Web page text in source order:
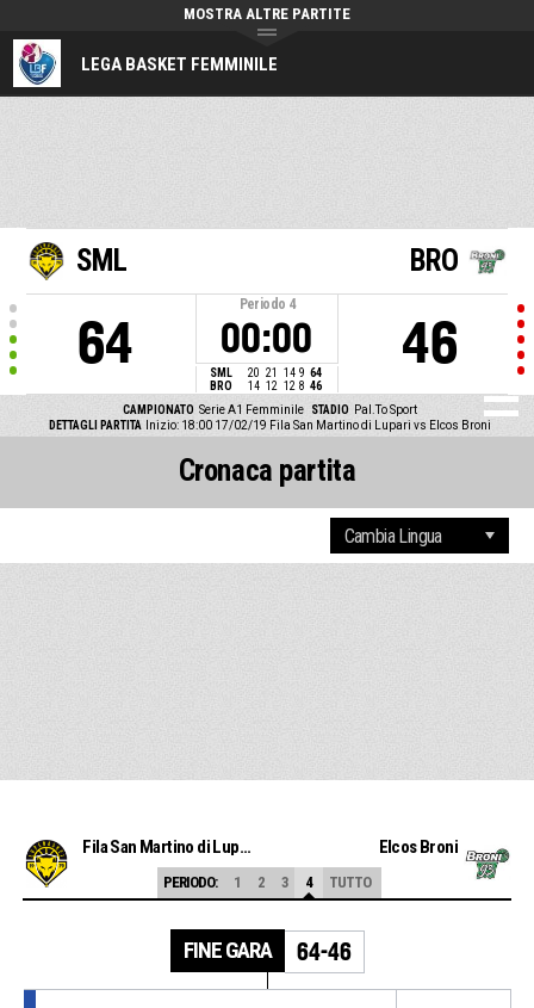
LEGA BASKET FEMMINILE
MOSTRA ALTRE PARTITE
SML
64
Periodo 4
00:00
SML 20 21 14 9 64
BRO
14 12 12 8 46
BRO
46
CAMPIONATO Serie A1 Femminile STADIO Pal.To Sport
DETTAGLI PARTITA
Inizio: 18:00 17/02/19 Fila San Martino di Lupari vs Elcos Broni
Cronaca partita
Fila San Martino di Lupari Elcos Broni
PERIODO: 1 2 3 4 TUTTO
FINE GARA 64-46